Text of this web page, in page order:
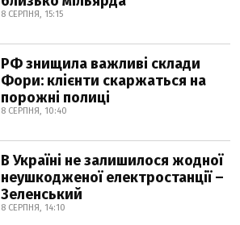
8 СЕРПНЯ, 15:15
РФ знищила важливі склади
Фори: клієнти скаржаться на
порожні полиці
8 СЕРПНЯ, 10:40
В Україні не залишилося жодної
неушкодженої електростанції –
Зеленський
8 СЕРПНЯ, 14:10